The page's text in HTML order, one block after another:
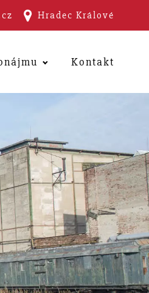
Hradec Králové
Kontakt